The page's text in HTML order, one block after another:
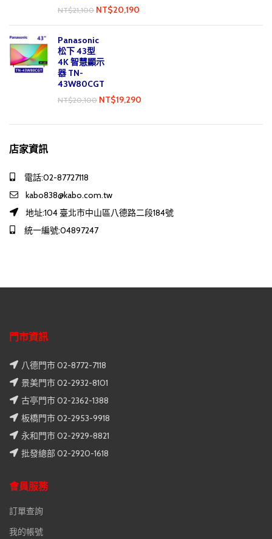
NT$21,100 NT$20,190
Panasonic
松下 43型
4K 智慧顯示
器 TN-
43W80CGT
NT$20,100 NT$19,290
店家資訊
電話:02-87727118
kabo838@kabo.com.tw
地址:104 臺北市中山區八德路二段184號
統一編號:04897247
門市資訊
八德門市 02-8772-7118
景美門市 02-2932-8101
古亭門市 02-2362-1388
板橋門市 02-2953-9918
永和門市 02-2929-8821
批發總部 02-2920-1618
會員服務
訂單查詢
我的帳號